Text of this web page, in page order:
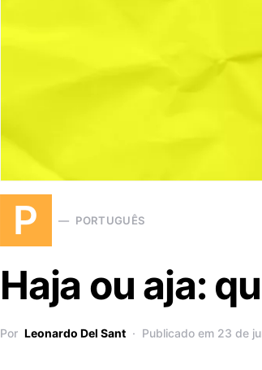
P PORTUGUÊS
Haja ou aja:
Por Leonardo Del Sant Publicado em 23 de